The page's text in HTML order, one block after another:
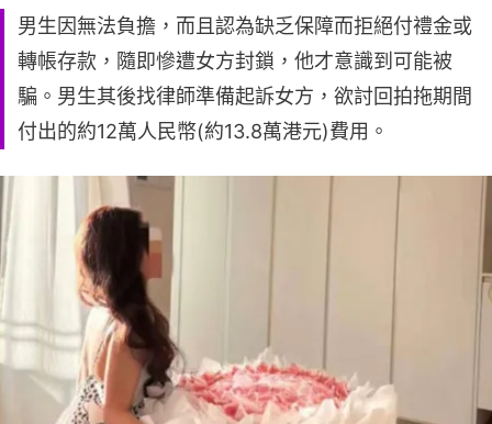
男生因無法負擔，而且認為缺乏保障而拒絕付禮金或
轉帳存款，隨即慘遭女方封鎖，他才意識到可能被
騙。男生其後找律師準備起訴女方，欲討回拍拖期間
付出的約12萬人民幣(約13.8萬港元)費用。